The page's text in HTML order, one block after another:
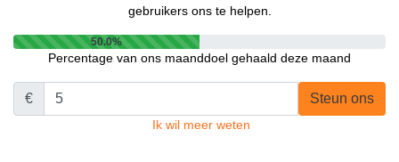
gebruikers ons te helpen.
50.0%
Percentage van ons maanddoel gehaald deze maand
€ Steun ons
Ik wil meer weten